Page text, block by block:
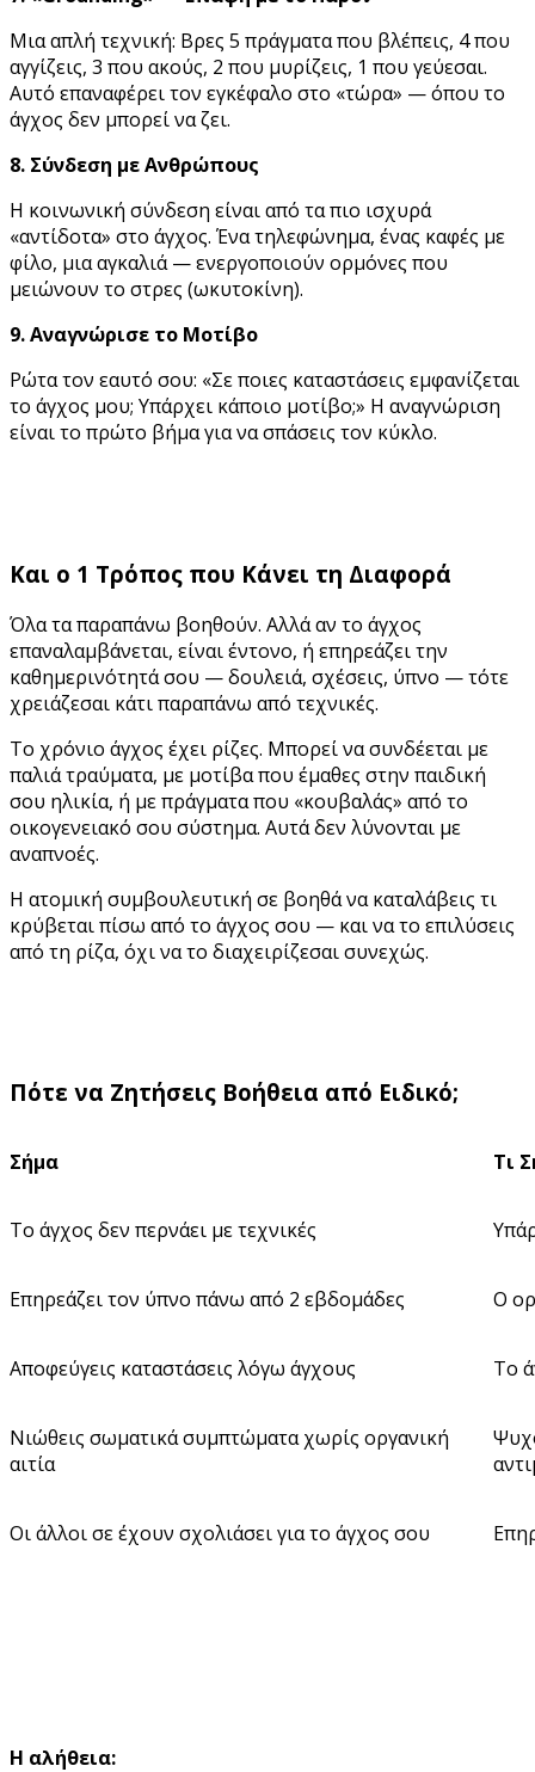
Μια απλή τεχνική: Βρες 5 πράγματα που βλέπεις, 4 που
αγγίζεις, 3 που ακούς, 2 που μυρίζεις, 1 που γεύεσαι.
Αυτό επαναφέρει τον εγκέφαλο στο «τώρα» — όπου το
άγχος δεν μπορεί να ζει.
8. Σύνδεση με Ανθρώπους
Η κοινωνική σύνδεση είναι από τα πιο ισχυρά
«αντίδοτα» στο άγχος. Ένα τηλεφώνημα, ένας καφές με
φίλο, μια αγκαλιά — ενεργοποιούν ορμόνες που
μειώνουν το στρες (ωκυτοκίνη).
9. Αναγνώρισε το Μοτίβο
Ρώτα τον εαυτό σου: «Σε ποιες καταστάσεις εμφανίζεται
το άγχος μου; Υπάρχει κάποιο μοτίβο;» Η αναγνώριση
είναι το πρώτο βήμα για να σπάσεις τον κύκλο.
Και ο 1 Τρόπος που Κάνει τη Διαφορά
Όλα τα παραπάνω βοηθούν. Αλλά αν το άγχος
επαναλαμβάνεται, είναι έντονο, ή επηρεάζει την
καθημερινότητά σου — δουλειά, σχέσεις, ύπνο — τότε
χρειάζεσαι κάτι παραπάνω από τεχνικές.
Το χρόνιο άγχος έχει ρίζες. Μπορεί να συνδέεται με
παλιά τραύματα, με μοτίβα που έμαθες στην παιδική
σου ηλικία, ή με πράγματα που «κουβαλάς» από το
οικογενειακό σου σύστημα. Αυτά δεν λύνονται με
αναπνοές.
Η ατομική συμβουλευτική σε βοηθά να καταλάβεις τι
κρύβεται πίσω από το άγχος σου — και να το επιλύσεις
από τη ρίζα, όχι να το διαχειρίζεσαι συνεχώς.
Πότε να Ζητήσεις Βοήθεια από Ειδικό;
Σήμα Τι
Το άγχος δεν περνάει με τεχνικές
Επηρεάζει τον ύπνο πάνω από 2 εβδομάδες Ο
Αποφεύγεις καταστάσεις λόγω άγχους Το
Νιώθεις σωματικά συμπτώματα χωρίς οργανική
αιτία
Οι άλλοι σε έχουν σχολιάσει για το άγχος σου
Η αλήθεια: